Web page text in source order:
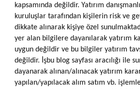
kapsamında değildir. Yatırım
kuruluşlar tarafından kişilerin risk ve
dikkate alınarak kişiye özel
yer alan bilgilere dayanılarak yatırım
uygun değildir ve bu bilgiler yatırım
değildir. İşbu blog sayfası aracılığı ile
dayanarak alınan/alınacak yatırım
yapılan/yapılacak alım satım vb.